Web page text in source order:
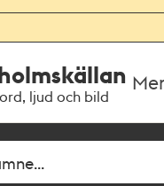
ljud och bild